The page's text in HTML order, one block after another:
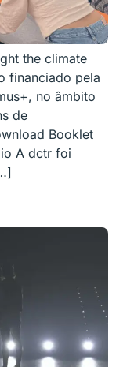
the climate
financiado pela
no âmbito
de
Booklet
A dctr foi